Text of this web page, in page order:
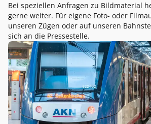
Bei speziellen Anfragen zu Bildmaterial
gerne weiter. Für eigene Foto- oder
unseren Zügen oder auf unseren
sich an die Pressestelle.